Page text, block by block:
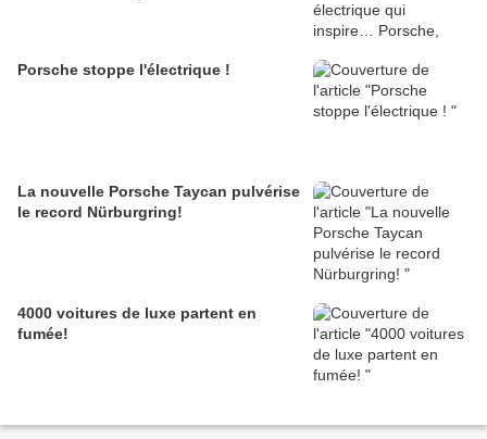
Porsche stoppe l'électrique !
La nouvelle Porsche Taycan pulvérise
le record Nürburgring!
4000 voitures de luxe partent en
fumée!